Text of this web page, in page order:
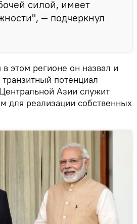
силой, имеет
— подчеркнул
этом регионе он назвал и
потенциал
Азии служит
для реализации собственных